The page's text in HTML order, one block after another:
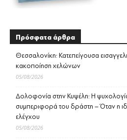
Πρόσφατα άρθρα
Θεσσαλονίκη: Κατεπείγουσα
κακοποίηση χελώνων
05/08/2026
Δολοφονία στην Κυψέλη: Η
συμπεριφορά του δράστη – Όταν η
ελέγχου
05/08/2026